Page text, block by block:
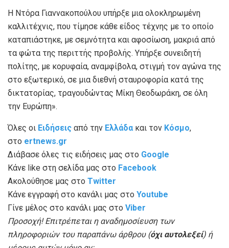
Η Ντόρα Γιαννακοπούλου υπήρξε μια ολοκληρωμένη
καλλιτέχνις, που τίμησε κάθε είδος τέχνης με το οποίο
καταπιάστηκε, με σεμνότητα και αφοσίωση, μακριά από
τα φώτα της περιττής προβολής. Υπήρξε συνειδητή
πολίτης, με κορυφαία, αναμφίβολα, στιγμή τον αγώνα της
στο εξωτερικό, σε μια διεθνή σταυροφορία κατά της
δικτατορίας, τραγουδώντας Μίκη Θεοδωράκη, σε όλη
την Ευρώπη».
Όλες οι Ειδήσεις από την Ελλάδα και τον Κόσμο,
στο ertnews.gr
Διάβασε όλες τις ειδήσεις μας στο Google
Κάνε like στη σελίδα μας στο Facebook
Ακολούθησε μας στο Twitter
Κάνε εγγραφή στο κανάλι μας στο Youtube
Γίνε μέλος στο κανάλι μας στο Viber
Προσοχή! Επιτρέπεται η αναδημοσίευση των
πληροφοριών του παραπάνω άρθρου (όχι αυτολεξεί) ή